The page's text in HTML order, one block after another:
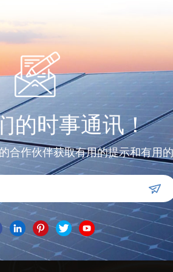
的时事通讯！
合作伙伴获取有用的提示和有用